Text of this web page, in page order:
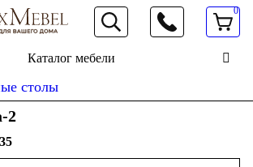
066 472 19 61
0
Каталог мебели
столы
2